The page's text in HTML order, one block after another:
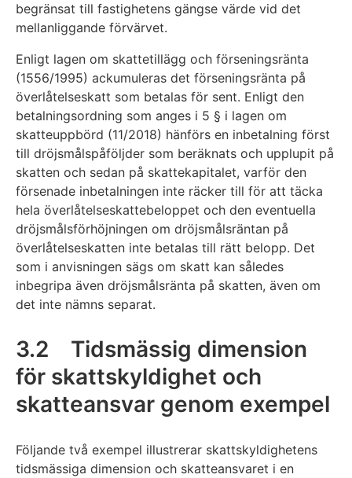
begränsat till fastighetens gängse värde vid det
mellanliggande förvärvet.
Enligt lagen om skattetillägg och förseningsränta
(1556/1995) ackumuleras det förseningsränta på
överlåtelseskatt som betalas för sent. Enligt den
betalningsordning som anges i 5 § i lagen om
skatteuppbörd (11/2018) hänförs en inbetalning först
till dröjsmålspåföljder som beräknats och upplupit på
skatten och sedan på skattekapitalet, varför den
försenade inbetalningen inte räcker till för att täcka
hela överlåtelseskattebeloppet och den eventuella
dröjsmålsförhöjningen om dröjsmålsräntan på
överlåtelseskatten inte betalas till rätt belopp. Det
som i anvisningen sägs om skatt kan således
inbegripa även dröjsmålsränta på skatten, även om
det inte nämns separat.
3.2 Tidsmässig dimension
för skattskyldighet och
skatteansvar genom exempel
Följande två exempel illustrerar skattskyldighetens
tidsmässiga dimension och skatteansvaret i en